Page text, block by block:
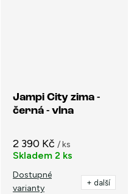
Jampi City zima -
černá - vlna
2 390 Kč / ks
Skladem 2 ks
Dostupné
varianty
+ další